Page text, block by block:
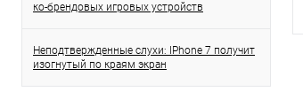
ко-брендовых игровых устройств
Неподтвержденные слухи: IPhone 7 получит
изогнутый по краям экран